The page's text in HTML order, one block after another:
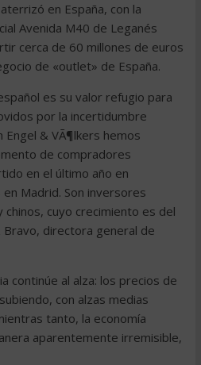
en España, con la
Avenida M40 de Leganés
cerca de 60 millones de euros
de «outlet» de España.
es su valor refugio para
por la incertidumbre
& VÃ¶lkers hemos
de compradores
en el último año en
Madrid. Son inversores
chinos, cuyo crecimiento es del
Bravo, directora general de
continúe al alza: los precios de
con alzas medias
tanto, la economía
aparentemente irremisible,